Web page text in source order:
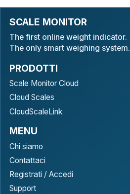
SCALE MONITOR
The first online weight indicator.
The only smart weighing system.
PRODOTTI
Scale Monitor Cloud
Cloud Scales
CloudScaleLink
MENU
Chi siamo
Contattaci
Registrati / Accedi
Support